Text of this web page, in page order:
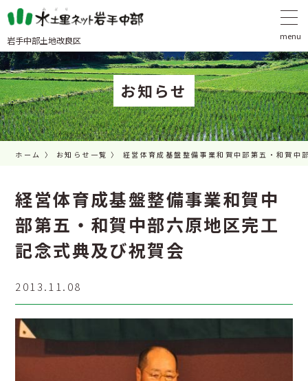
岩手中部土地改良区
お知らせ
ホーム お知らせ一覧 経営体育成基盤整備事業和賀中部第五・和賀中
経営体育成基盤整備事業和賀中
部第五・和賀中部六原地区完工
記念式典及び祝賀会
2013.11.08